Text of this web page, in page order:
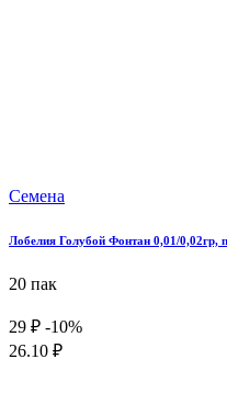
Семена
Лобелия Голубой Фонтан 0,01/0,02гр,
20 пак
29 ₽ -10%
26.10 ₽